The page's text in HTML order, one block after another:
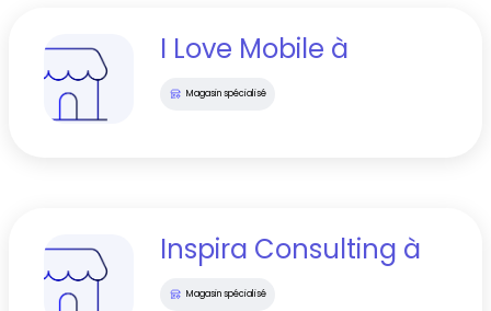
I Love Mobile à
Magasin spécialisé
Inspira Consulting à
Magasin spécialisé